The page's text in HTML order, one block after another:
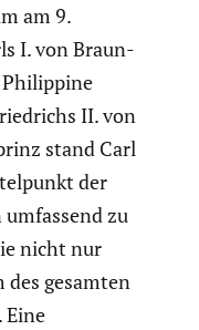
am 9.
I. von Braun­
II. von
stand Carl
der
zu
nicht nur
des gesamten
Eine